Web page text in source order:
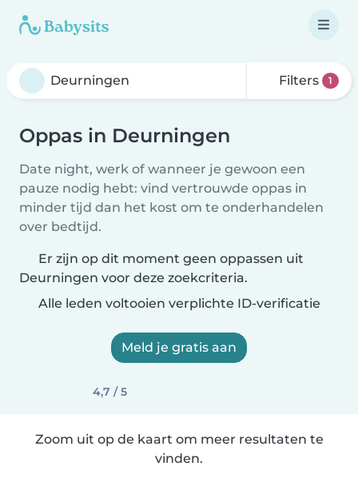
Filters 1
Oppas in Deurningen
Date night, werk of wanneer je gewoon een
pauze nodig hebt: vind vertrouwde oppas in
minder tijd dan het kost om te onderhandelen
over bedtijd.
Er zijn op dit moment geen oppassen uit
Deurningen voor deze zoekcriteria.
Alle leden voltooien verplichte ID-verificatie
Meld je gratis aan
4,7 / 5
Zoom uit op de kaart om meer resultaten te
vinden.